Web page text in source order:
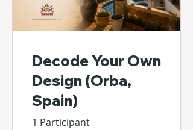
Decode Your Own
Design (Orba,
Spain)
1 Participant